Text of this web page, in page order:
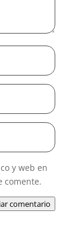
y web en
comente.
comentario